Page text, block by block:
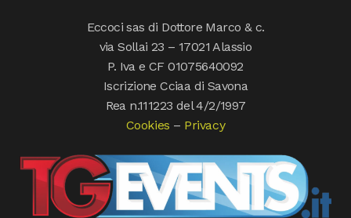
Eccoci sas di Dottore Marco & c.
via Sollai 23 – 17021 Alassio
P. Iva e CF 01075640092
Iscrizione Cciaa di Savona
Rea n.111223 del 4/2/1997
Cookies – Privacy